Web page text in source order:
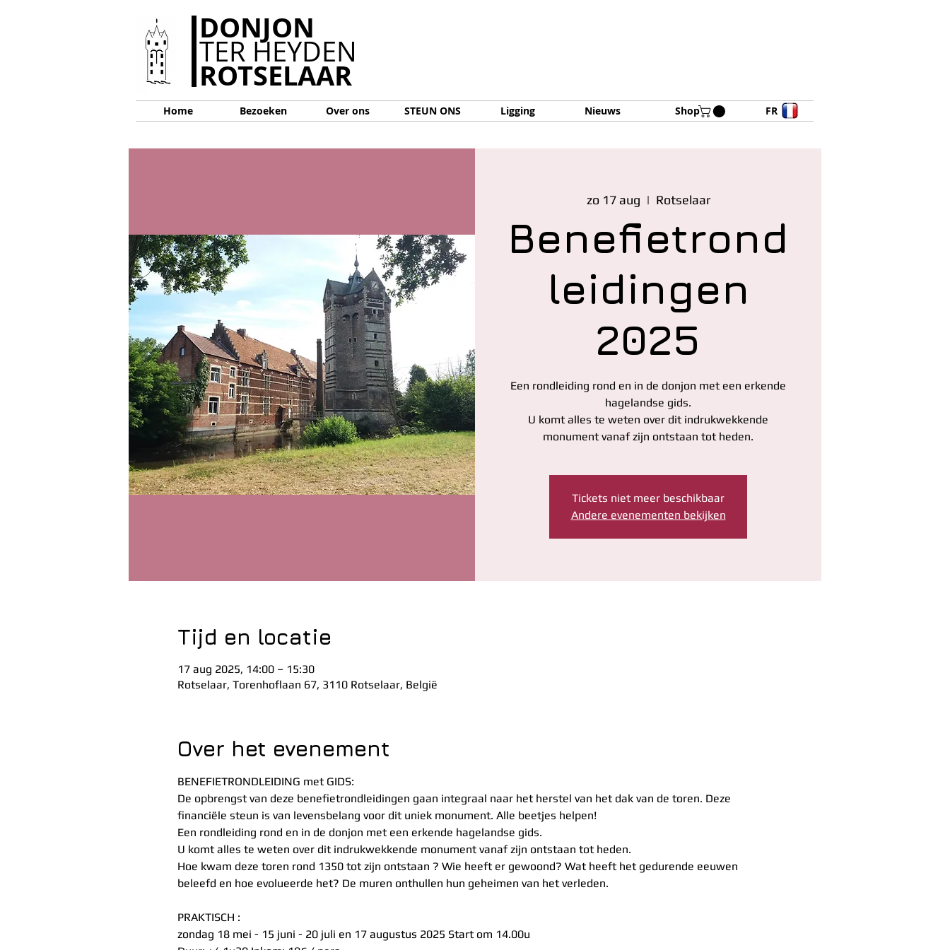
DONJON
TER HEYDEN
ROTSELAAR
Home Bezoeken Over ons STEUN ONS Ligging Nieuws Shop FR
zo 17 aug
  |
Rotselaar
Benefietrond
leidingen
2025
Een rondleiding rond en in de donjon met een erkende
hagelandse gids.
U komt alles te weten over dit indrukwekkende
Tickets niet meer beschikbaar
Andere evenementen bekijken
Tijd en locatie
17 aug 2025, 14:00 – 15:30
Rotselaar, Torenhoflaan 67, 3110 Rotselaar, België
Over het evenement
BENEFIETRONDLEIDING met GIDS:
De opbrengst van deze benefietrondleidingen gaan integraal naar het herstel van het dak van de toren. Deze
financiële steun is van levensbelang voor dit uniek monument. Alle beetjes helpen!
Een rondleiding rond en in de donjon met een erkende hagelandse gids.
U komt alles te weten over dit indrukwekkende monument vanaf zijn ontstaan tot heden.
Hoe kwam deze toren rond 1350 tot zijn ontstaan ? Wie heeft er gewoond? Wat heeft het gedurende eeuwen
beleefd en hoe evolueerde het? De muren onthullen hun geheimen van het verleden.
PRAKTISCH :
zondag 18 mei - 15 juni - 20 juli en 17 augustus 2025 Start om 14.00u